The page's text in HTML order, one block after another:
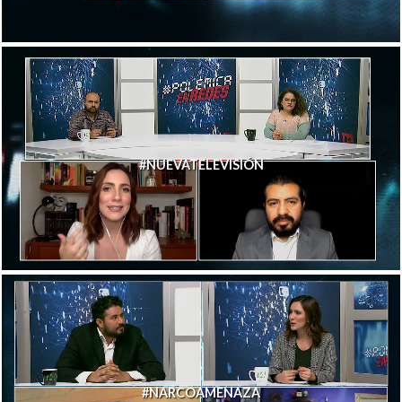
#NUEVATELEVISIÓN
#NARCOAMENAZA